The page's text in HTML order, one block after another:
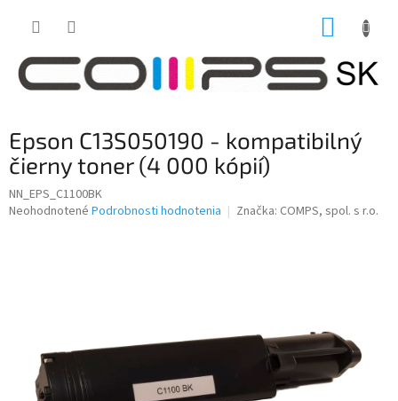
Epson C13S050190 - kompatibilný
čierny toner (4 000 kópií)
NN_EPS_C1100BK
Priemerné
Neohodnotené Podrobnosti hodnotenia Značka: COMPS, spol. s r.o.